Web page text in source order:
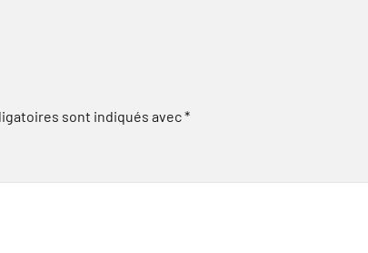
sont indiqués avec*